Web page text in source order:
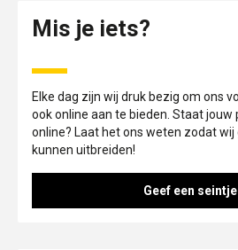
Mis je iets?
Elke dag zijn wij druk bezig om ons
ook online aan te bieden. Staat jouw
online? Laat het ons weten zodat
kunnen uitbreiden!
Geef een seintje